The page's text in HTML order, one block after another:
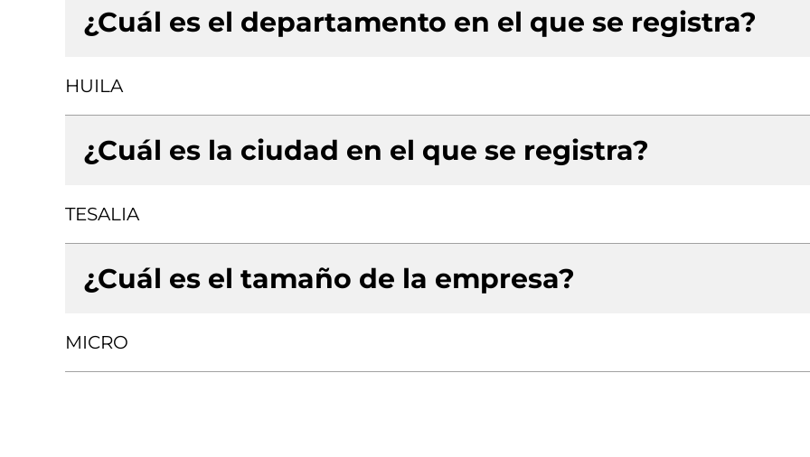
¿Cuál es el departamento en el que se registra?
HUILA
¿Cuál es la ciudad en el que se registra?
TESALIA
¿Cuál es el tamaño de la empresa?
MICRO